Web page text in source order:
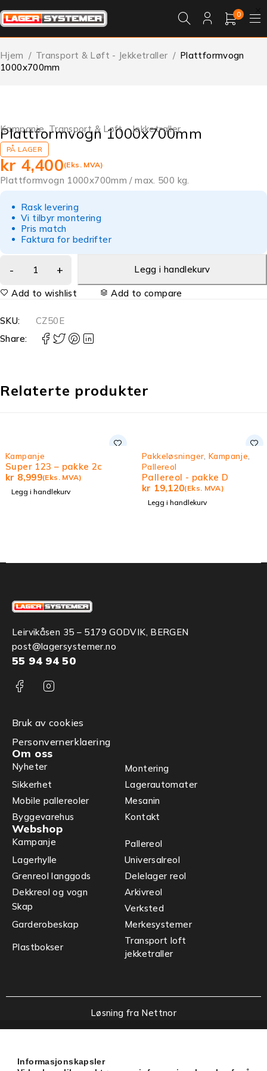
0
Hjem / Transport & Løft - Jekketraller / Plattformvogn
1000x700mm
Kampanje Transport & Løft - Jekketraller
Plattformvogn 1000x700mm
PÅ LAGER
kr 4,400(Eks. MVA)
Plattformvogn 1000x700mm / max. 500 kg.
Rask levering
Vi tilbyr montering
Pris match
Faktura for bedrifter
Legg i handlekurv
Add to wishlist Add to compare
SKU:
CZ50E
Share:
Relaterte produkter
Kampanje
Super 123 – pakke 2c
kr 8,999(Eks. MVA)
Legg i handlekurv
Pakkeløsninger Kampanje
Pallereol
Pallereol - pakke D
kr 19,120(Eks. MVA)
Legg i handlekurv
Leirvikåsen 35 – 5179 GODVIK, BERGEN
post@lagersystemer.no
55 94 94 50
Bruk av cookies
Personvernerklaering
Om oss
Nyheter
Montering
Sikkerhet
Lagerautomater
Mobile pallereoler
Mesanin
Byggevarehus
Kontakt
Webshop
Kampanje
Pallereol
Lagerhylle
Universalreol
Grenreol langgods
Delelager reol
Dekkreol og vogn
Arkivreol
Skap
Verksted
Garderobeskap
Merkesystemer
Plastbokser
Transport loft
jekketraller
Løsning fra Nettnor
Informasjonskapsler